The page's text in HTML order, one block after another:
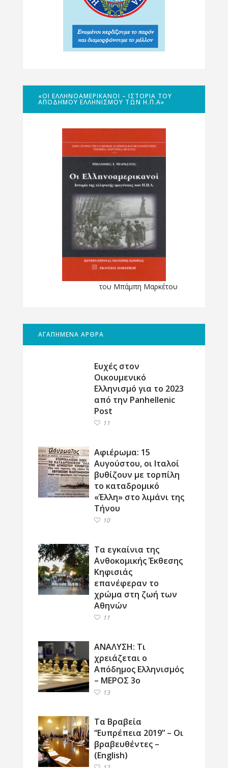
«ΟΙ ΕΛΛΗΝΟΑΜΕΡΙΚΑΝΟΊ – ΙΣΤΟΡΊΑ ΤΟΥ
ΑΠΌΔΗΜΟΥ ΕΛΛΗΝΙΣΜΟΎ ΤΩΝ Η.Π.Α»
του Μπάμπη Μαρκέτου
ΑΓΑΠΗΜΕΝΑ ΑΡΘΡΑ
Ευχές στον
Οικουμενικό
Ελληνισμό για το 2023
από την Panhellenic
Post
11
Αφιέρωμα: 15
Αυγούστου, οι Ιταλοί
βυθίζουν με τορπίλη
το καταδρομικό
«Έλλη» στο λιμάνι της
Τήνου
10
Τα εγκαίνια της
Ανθοκομικής Έκθεσης
Κηφισιάς
επανέφεραν το
χρώμα στη ζωή των
Αθηνών
11
ΑΝΑΛΥΣΗ: Τι
χρειάζεται ο
Απόδημος Ελληνισμός
– ΜΕΡΟΣ 3ο
13
Τα Βραβεία
“Ευπρέπεια 2019” – Οι
βραβευθέντες –
(English)